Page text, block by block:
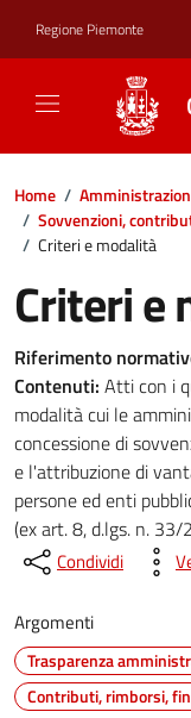
Regione Piemonte
Home /
/ Sovvenzioni,
/ Criteri e modalità
Criteri e
Riferimento
Contenuti: Atti con i
modalità cui le
concessione di
e l'attribuzione di
persone ed enti
(ex art. 8, d.lgs. n. 33/
Condividi
Argomenti
Trasparenza
Contributi, rimborsi,